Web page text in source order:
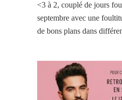
<3 à 2, couplé de jours
septembre avec une
de bons plans dans